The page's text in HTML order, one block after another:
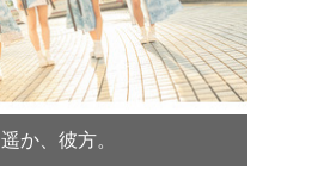
遥か、彼方。